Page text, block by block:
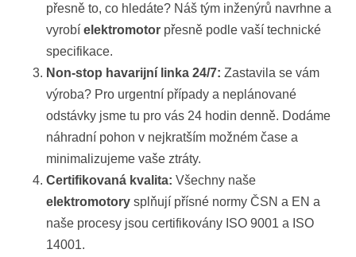
přesně to, co hledáte? Náš tým inženýrů navrhne a
vyrobí elektromotor přesně podle vaší technické
specifikace.
Non-stop havarijní linka 24/7: Zastavila se vám
výroba? Pro urgentní případy a neplánované
odstávky jsme tu pro vás 24 hodin denně. Dodáme
náhradní pohon v nejkratším možném čase a
minimalizujeme vaše ztráty.
Certifikovaná kvalita: Všechny naše
elektromotory splňují přísné normy ČSN a EN a
naše procesy jsou certifikovány ISO 9001 a ISO
14001.